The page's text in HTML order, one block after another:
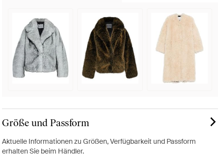
Größe und Passform
Aktuelle Informationen zu Größen, Verfügbarkeit und Passform
erhalten Sie beim Händler.